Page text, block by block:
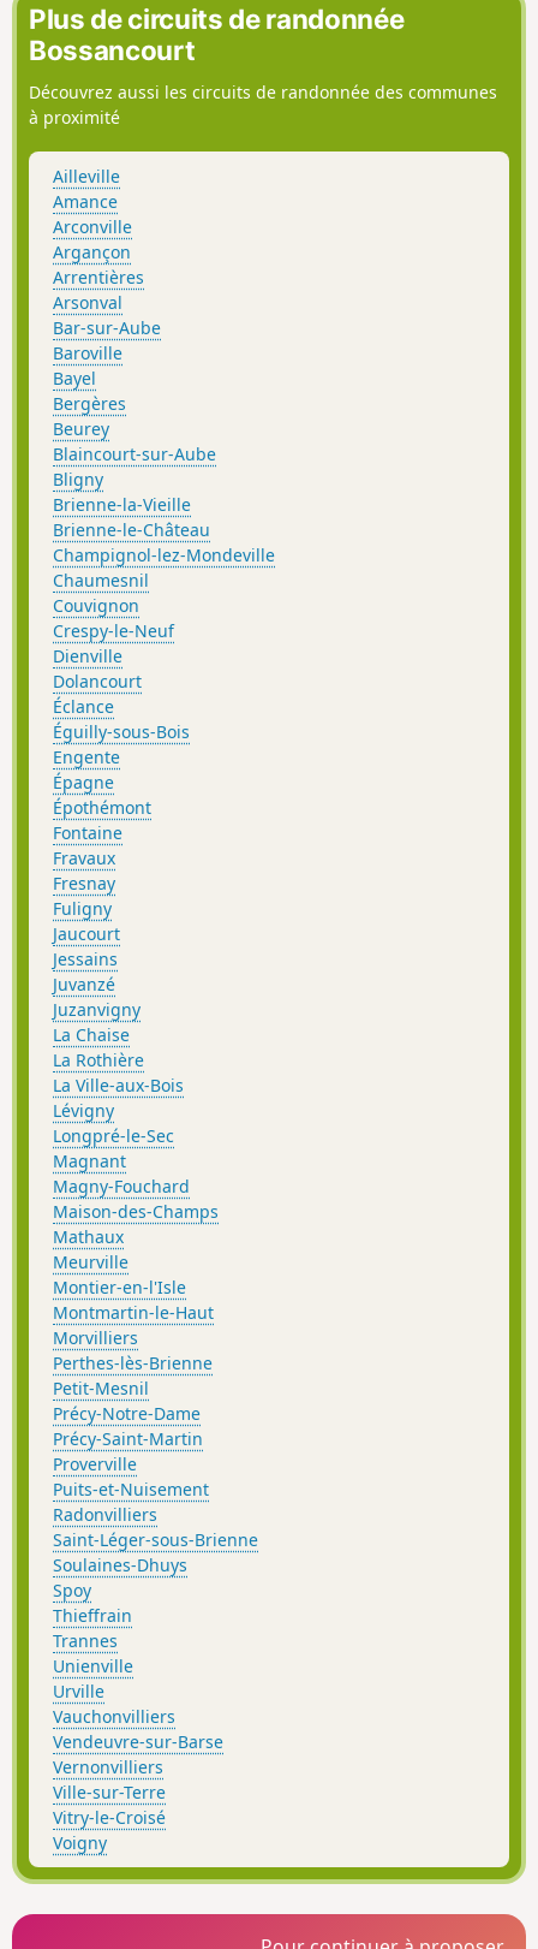
Plus de circuits de randonnée
Bossancourt
Découvrez aussi les circuits de randonnée des communes
à proximité
Ailleville
Amance
Arconville
Argançon
Arrentières
Arsonval
Bar-sur-Aube
Baroville
Bayel
Bergères
Beurey
Blaincourt-sur-Aube
Bligny
Brienne-la-Vieille
Brienne-le-Château
Champignol-lez-Mondeville
Chaumesnil
Couvignon
Crespy-le-Neuf
Dienville
Dolancourt
Éclance
Éguilly-sous-Bois
Engente
Épagne
Épothémont
Fontaine
Fravaux
Fresnay
Fuligny
Jaucourt
Jessains
Juvanzé
Juzanvigny
La Chaise
La Rothière
La Ville-aux-Bois
Lévigny
Longpré-le-Sec
Magnant
Magny-Fouchard
Maison-des-Champs
Mathaux
Meurville
Montier-en-l'Isle
Montmartin-le-Haut
Morvilliers
Perthes-lès-Brienne
Petit-Mesnil
Précy-Notre-Dame
Précy-Saint-Martin
Proverville
Puits-et-Nuisement
Radonvilliers
Saint-Léger-sous-Brienne
Soulaines-Dhuys
Spoy
Thieffrain
Trannes
Unienville
Urville
Vauchonvilliers
Vendeuvre-sur-Barse
Vernonvilliers
Ville-sur-Terre
Vitry-le-Croisé
Voigny